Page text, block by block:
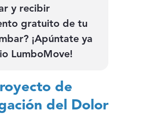
y recibir
gratuito de tu
¡Apúntate ya
LumboMove!
de
del Dolor